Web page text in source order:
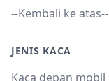
--Kembali ke atas--
JENIS KACA
Kaca depan mobil